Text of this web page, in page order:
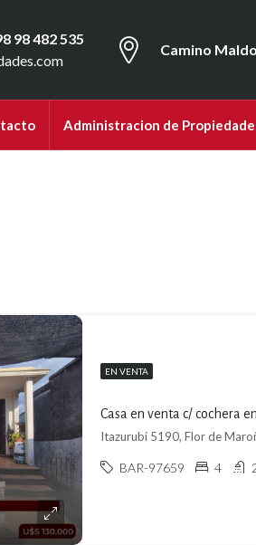
98 482 535
Camino
Administracion de
EN VENTA
Casa en venta c/ cochera
Itazurubi 5190, Flor de
BAR-97659 4